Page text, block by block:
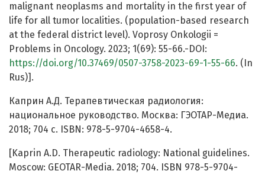
malignant neoplasms and mortality in the first year of
life for all tumor localities. (population-based research
at the federal district level). Voprosy Onkologii =
Problems in Oncology. 2023; 1(69): 55-66.-DOI:
https://doi.org/10.37469/0507-3758-2023-69-1-55-66. (In
Rus)].
Каприн А.Д. Терапевтическая радиология:
национальное руководство. Москва: ГЭОТАР-Медиа.
2018; 704 с. ISBN: 978-5-9704-4658-4.
[Kaprin A.D. Therapeutic radiology: National guidelines.
Moscow: GEOTAR-Media. 2018; 704. ISBN 978-5-9704-